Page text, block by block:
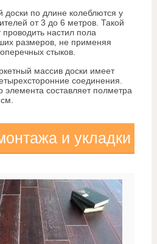
доски по длине колеблются у
от 3 до 6 метров. Такой
проводить настил пола
размеров, не применяя
стыков.
массив доски имеет
соединения.
элемента составляет полметра
и укладки